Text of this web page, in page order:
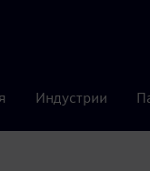
Индустрии